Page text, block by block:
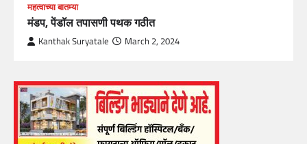
महत्वाच्या बातम्या
मंडप, पेंडॉल तपासणी पथक गठीत
Kanthak Suryatale March 2, 2024